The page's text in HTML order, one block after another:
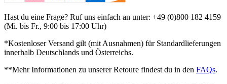
Hast du eine Frage? Ruf uns einfach an unter: +49 (0)800 182 4159
(Mi. bis Fr., 9:00 bis 17:00 Uhr)
*Kostenloser Versand gilt (mit Ausnahmen) für Standardlieferungen
innerhalb Deutschlands und Österreichs.
**Mehr Informationen zu unserer Retoure findest du in den FAQs.